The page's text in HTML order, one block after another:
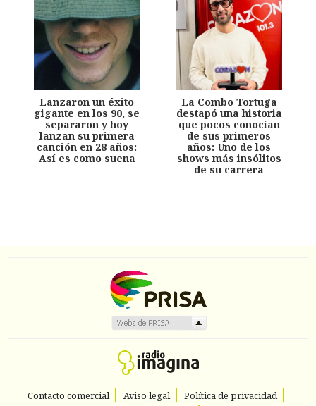
Lanzaron un éxito
gigante en los 90, se
separaron y hoy
lanzan su primera
canción en 28 años:
Así es como suena
La Combo Tortuga
destapó una historia
que pocos conocían
de sus primeros
años: Uno de los
shows más insólitos
de su carrera
Contacto comercial Aviso legal
Política de privacidad